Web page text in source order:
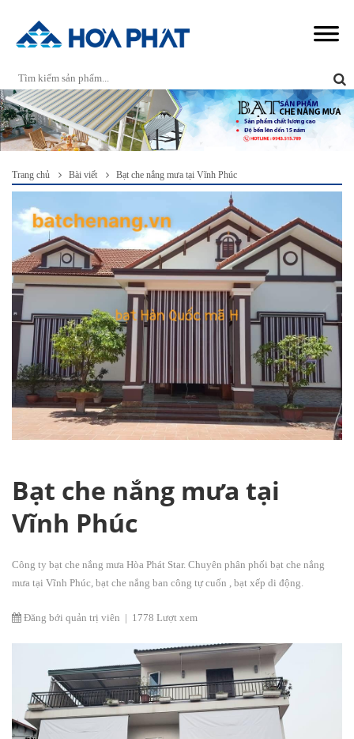
Trang chủ Bài viết Bạt che nắng mưa tại Vĩnh Phúc
Bạt che nắng mưa tại
Vĩnh Phúc
Công ty bạt che nắng mưa Hòa Phát Star. Chuyên phân phối bạt che nắng
mưa tại Vĩnh Phúc, bạt che nắng ban công tự cuốn , bạt xếp di động.
Đăng bới quản trị viên | 1778 Lượt xem